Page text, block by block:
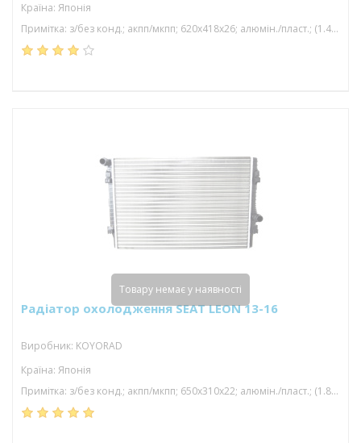
Країна: Японія
Примітка: з/без конд.; акпп/мкпп; 620x418x26; алюмін./пласт.; (1.4 tsi/2.0 tdi/1.5 tsi); паяний
Радіатор охолодження SEAT LEON 13-16
Виробник: KOYORAD
Країна: Японія
Примітка: з/без конд.; акпп/мкпп; 650x310x22; алюмін./пласт.; (1.8 tfsi/2.0 tfsi/2.0 tsi/1.8 tsi/2.0 gti); паяний
Товару немає у наявності